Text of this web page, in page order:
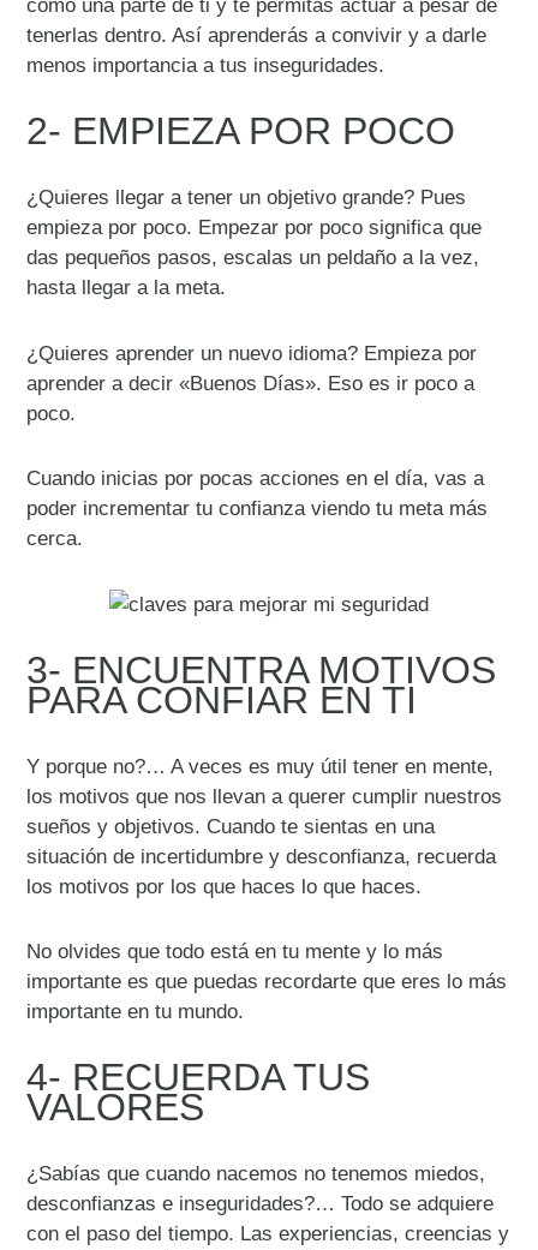
como una parte de ti y te permitas actuar a pesar de
tenerlas dentro. Así aprenderás a convivir y a darle
menos importancia a tus inseguridades.
2- EMPIEZA POR POCO
¿Quieres llegar a tener un objetivo grande? Pues
empieza por poco. Empezar por poco significa que
das pequeños pasos, escalas un peldaño a la vez,
hasta llegar a la meta.
¿Quieres aprender un nuevo idioma? Empieza por
aprender a decir «Buenos Días». Eso es ir poco a
poco.
Cuando inicias por pocas acciones en el día, vas a
poder incrementar tu confianza viendo tu meta más
cerca.
3- ENCUENTRA MOTIVOS
PARA CONFIAR EN TI
Y porque no?… A veces es muy útil tener en mente,
los motivos que nos llevan a querer cumplir nuestros
sueños y objetivos. Cuando te sientas en una
situación de incertidumbre y desconfianza, recuerda
los motivos por los que haces lo que haces.
No olvides que todo está en tu mente y lo más
importante es que puedas recordarte que eres lo más
importante en tu mundo.
4- RECUERDA TUS
VALORES
¿Sabías que cuando nacemos no tenemos miedos,
desconfianzas e inseguridades?… Todo se adquiere
con el paso del tiempo. Las experiencias, creencias y